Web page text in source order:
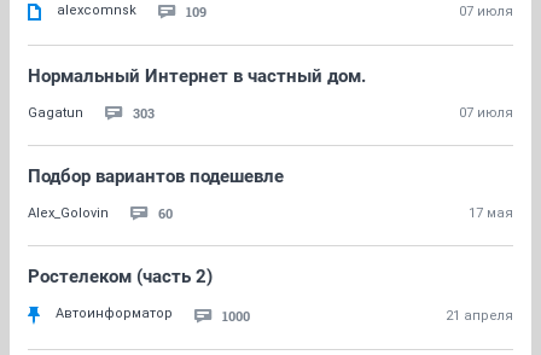
alexcomnsk 109 07 июля
Нормальный Интернет в частный дом.
Gagatun 303 07 июля
Подбор вариантов подешевле
Alex_Golovin 60 17 мая
Ростелеком (часть 2)
Автоинформатор 1000 21 апреля